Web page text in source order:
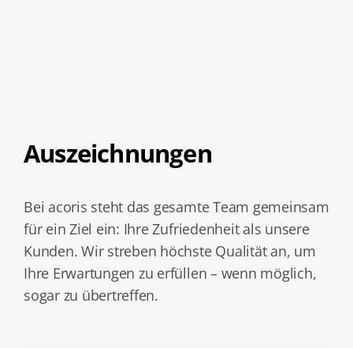
Auszeichnungen
Bei acoris steht das gesamte Team gemeinsam
für ein Ziel ein: Ihre Zufriedenheit als unsere
Kunden. Wir streben höchste Qualität an, um
Ihre Erwartungen zu erfüllen – wenn möglich,
sogar zu übertreffen.